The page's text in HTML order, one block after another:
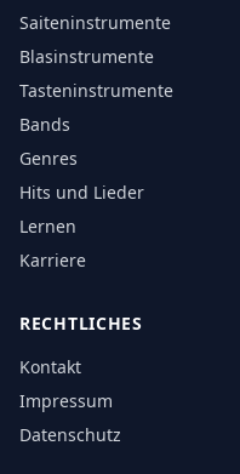
Saiteninstrumente
Blasinstrumente
Tasteninstrumente
Bands
Genres
Hits und Lieder
Lernen
Karriere
RECHTLICHES
Kontakt
Impressum
Datenschutz